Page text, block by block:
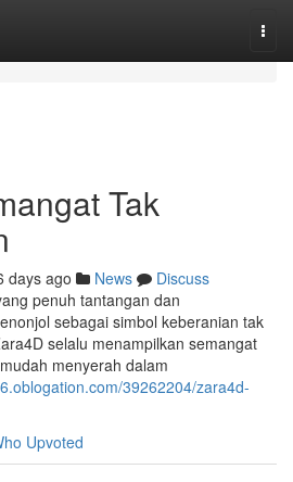
Tak
days ago News
Discuss
penuh tantangan dan
sebagai simbol keberanian tak
selalu menampilkan semangat
menyerah dalam
39262204/zara4d-
Upvoted